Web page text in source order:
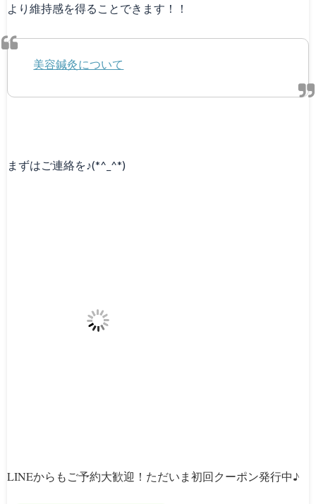
より維持感を得ることできます！！
美容鍼灸について
まずはご連絡を♪(*^_^*)
LINEからもご予約大歓迎！ただいま初回クーポン発行中♪